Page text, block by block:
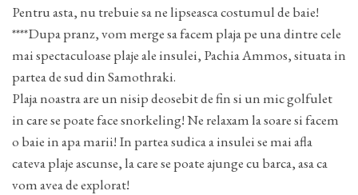
Pentru asta, nu trebuie sa ne lipseasca costumul de baie!
****Dupa pranz, vom merge sa facem plaja pe una dintre cele
mai spectaculoase plaje ale insulei, Pachia Ammos, situata in
partea de sud din Samothraki.
Plaja noastra are un nisip deosebit de fin si un mic golfulet
in care se poate face snorkeling! Ne relaxam la soare si facem
o baie in apa marii! In partea sudica a insulei se mai afla
cateva plaje ascunse, la care se poate ajunge cu barca, asa ca
vom avea de explorat!